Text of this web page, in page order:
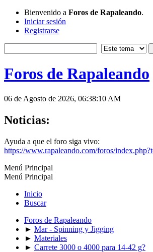
Bienvenido a Foros de Rapaleando.
Iniciar sesión
Registrarse
Foros de Rapaleando
06 de Agosto de 2026, 06:38:10 AM
Noticias:
Ayuda a que el foro siga vivo:
https://www.rapaleando.com/foros/
Menú Principal
Menú Principal
Inicio
Buscar
Foros de Rapaleando
► Mar - Spinning y Jigging
► Materiales
► Carrete 3000 o 4000 para 14-42 g?